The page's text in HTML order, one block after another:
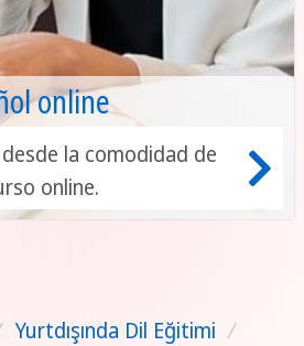
online
la comodidad de
online.
Yurtdışında Dil Eğitimi /